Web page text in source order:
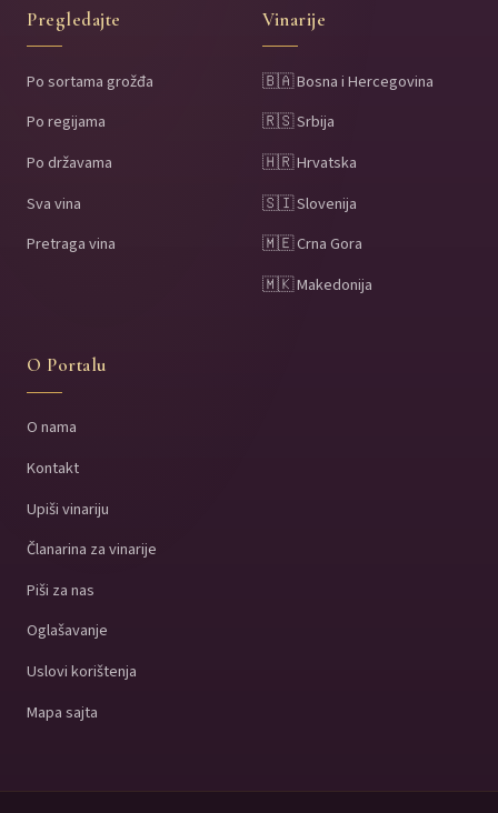
Pregledajte
Po sortama grožđa
Po regijama
Po državama
Sva vina
Pretraga vina
Vinarije
🇧🇦 Bosna i Hercegovina
🇷🇸 Srbija
🇭🇷 Hrvatska
🇸🇮 Slovenija
🇲🇪 Crna Gora
🇲🇰 Makedonija
O Portalu
O nama
Kontakt
Upiši vinariju
Članarina za vinarije
Piši za nas
Oglašavanje
Uslovi korištenja
Mapa sajta